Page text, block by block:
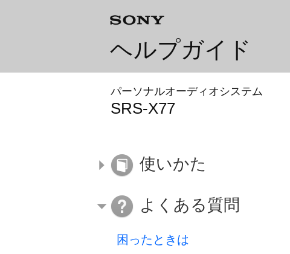
ヘルプガイド
パーソナルオーディオシステム
SRS-X77
使いかた
よくある質問
困ったときは